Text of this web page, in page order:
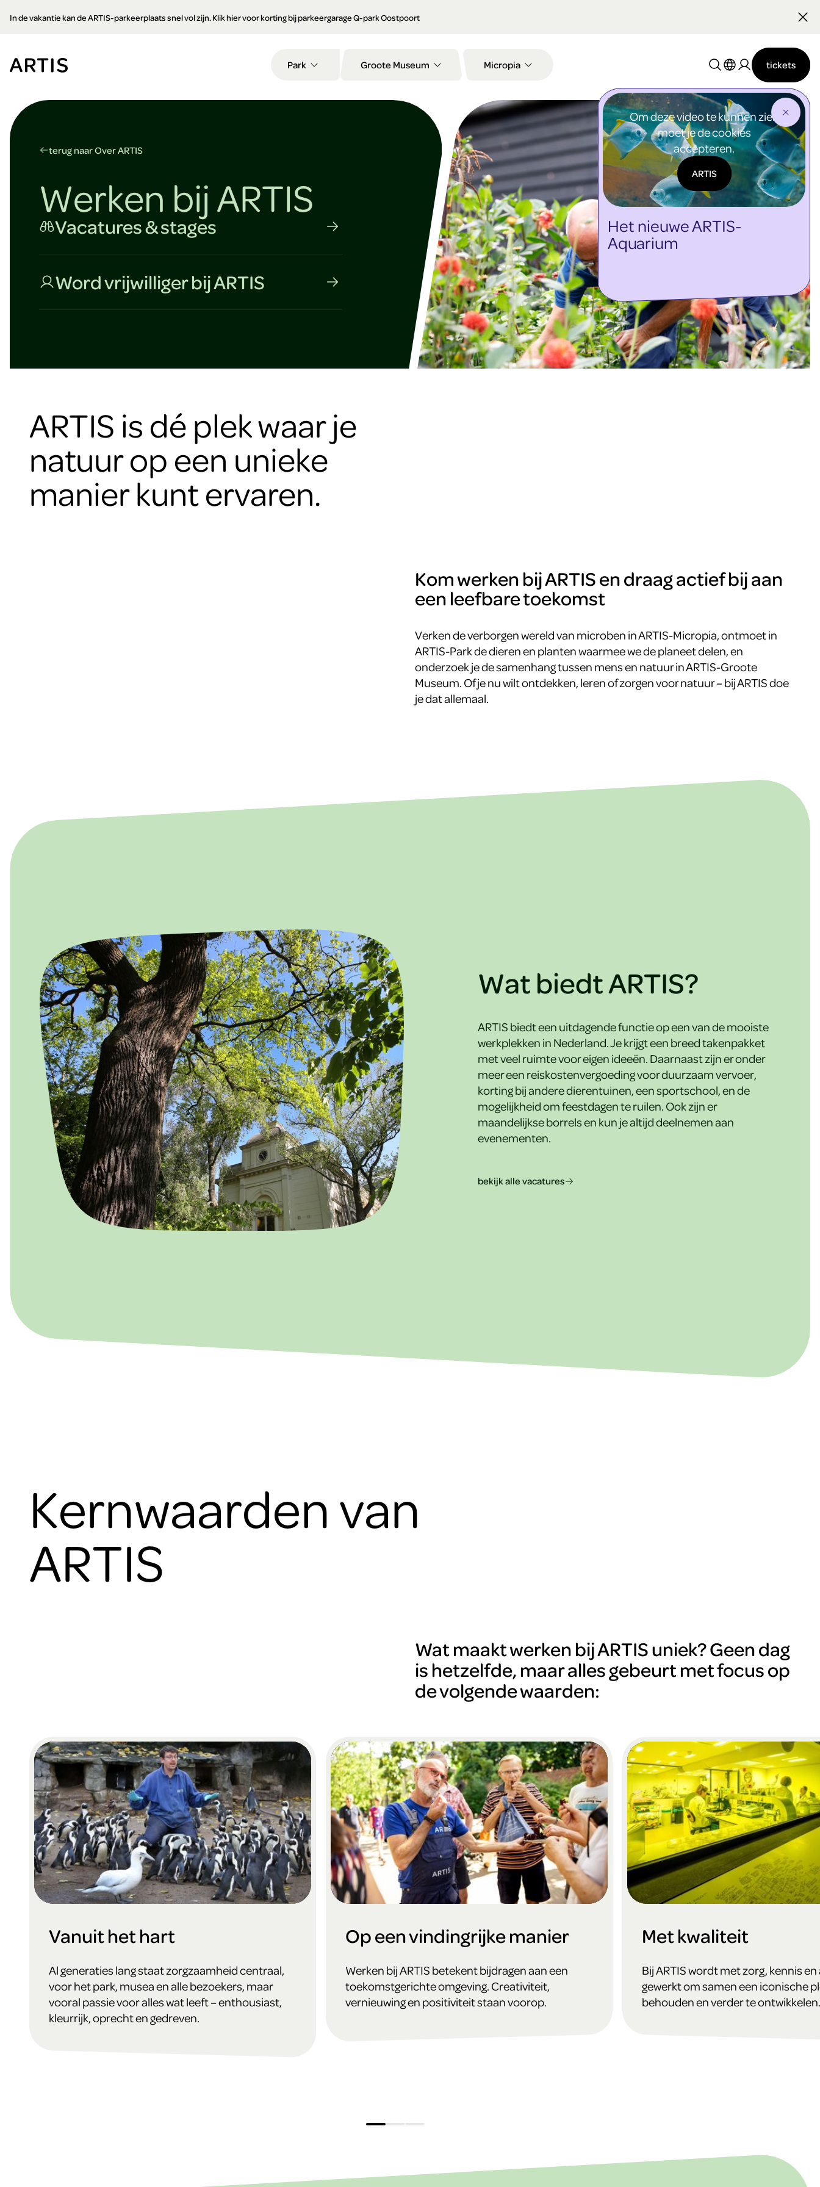
Ga naar
zoeken
footer
In de vakantie kan de ARTIS-parkeerplaats snel vol zijn. Klik hier voor korting bij parkeergarage Q-park Oostpoort
Park Groote Museum Micropia tickets
terug naar Over ARTIS
Werken bij ARTIS
Vacatures & stages
Word vrijwilliger bij ARTIS
ARTIS is dé plek waar je
natuur op een unieke
manier kunt ervaren.
Kom werken bij ARTIS en draag actief bij aan
een leefbare toekomst
Verken de verborgen wereld van microben in ARTIS-Micropia, ontmoet in
ARTIS-Park de dieren en planten waarmee we de planeet delen, en
onderzoek je de samenhang tussen mens en natuur in ARTIS-Groote
Museum. Of je nu wilt ontdekken, leren of zorgen voor natuur – bij ARTIS doe
je dat allemaal.
Wat biedt ARTIS?
ARTIS biedt een uitdagende functie op een van de mooiste
werkplekken in Nederland. Je krijgt een breed takenpakket
met veel ruimte voor eigen ideeën. Daarnaast zijn er onder
meer een reiskostenvergoeding voor duurzaam vervoer,
korting bij andere dierentuinen, een sportschool, en de
mogelijkheid om feestdagen te ruilen. Ook zijn er
maandelijkse borrels en kun je altijd deelnemen aan
evenementen.
bekijk alle vacatures
Kernwaarden van
ARTIS
Wat maakt werken bij ARTIS uniek? Geen dag
is hetzelfde, maar alles gebeurt met focus op
de volgende waarden:
Vanuit het hart
Al generaties lang staat zorgzaamheid centraal,
voor het park, musea en alle bezoekers, maar
vooral passie voor alles wat leeft – enthousiast,
kleurrijk, oprecht en gedreven.
Op een vindingrijke manier
Werken bij ARTIS betekent bijdragen aan een
toekomstgerichte omgeving. Creativiteit,
vernieuwing en positiviteit staan voorop.
Met kwaliteit
Bij ARTIS wordt met zorg, kennis
gewerkt om samen een iconische
behouden en verder te ontwikkelen.
Om deze video te kunnen zien
moet je de cookies
accepteren.
ARTIS
Het nieuwe ARTIS-
Aquarium